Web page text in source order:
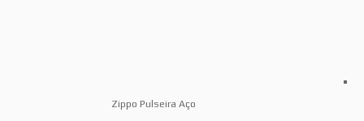
Zippo Pulseira Aço